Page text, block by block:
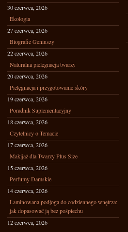
30 czerwca, 2026
Ekologia
27 czerwca, 2026
Biografie Geniuszy
22 czerwca, 2026
Naturalna pielęgnacja twarzy
20 czerwca, 2026
Pielęgnacja i przygotowanie skóry
19 czerwca, 2026
Poradnik Suplementacyjny
18 czerwca, 2026
Czytelnicy o Temacie
17 czerwca, 2026
Makijaż dla Twarzy Plus Size
15 czerwca, 2026
Perfumy Damskie
14 czerwca, 2026
Laminowana podłoga do codziennego wnętrza:
jak dopasować ją bez pośpiechu
12 czerwca, 2026